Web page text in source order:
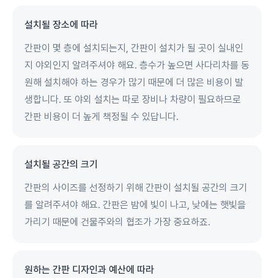
설치될 장소에 따라
간판이 몇 층에 설치되는지, 간판이 설치가 될 곳이 실내인
지 야외인지 알려주셔야 해요. 층수가 높으면 사다리차를 동
원해 설치해야 하는 경우가 많기 때문에 더 많은 비용이 발
생합니다. 또 야외 설치는 따로 장비나 차량이 필요하므로
간판 비용이 더 높게 책정될 수 있답니다.
설치될 공간의 크기
간판의 사이즈를 선정하기 위해 간판이 설치될 공간의 크기
를 알려주셔야 해요. 간판은 밤에 빛이 나고, 낮에는 햇빛을
가리기 때문에 건물주와의 협조가 가장 중요하죠.
원하는 간판 디자인과 예산에 따라